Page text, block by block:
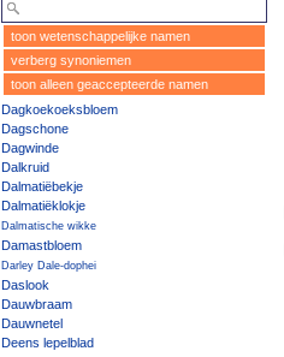
toon wetenschappelijke namen
verberg synoniemen
toon alleen geaccepteerde namen
Dagkoekoeksbloem
Dagschone
Dagwinde
Dalkruid
Dalmatiëbekje
Dalmatiëklokje
Dalmatische wikke
Damastbloem
Darley Dale-dophei
Daslook
Dauwbraam
Dauwnetel
Deens lepelblad